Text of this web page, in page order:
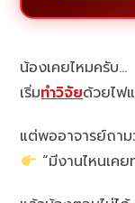
น้องเคยไหมครับ…
เริ่มทำวิจัยด้วยไฟ
แต่พออาจารย์ถาม
“มีงานไหนเค